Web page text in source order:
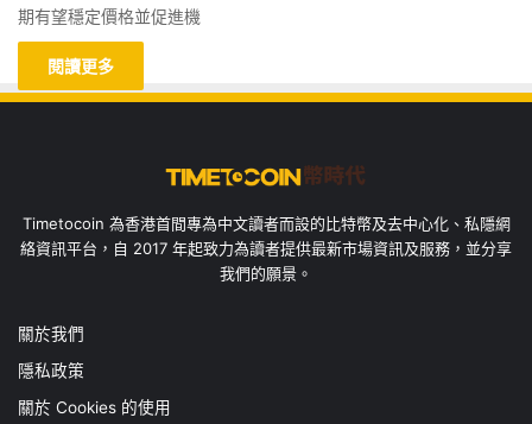
期有望穩定價格並促進機
閱讀更多
Timetocoin 為香港首間專為中文讀者而設的比特幣及去中心化、私隱網
絡資訊平台，自 2017 年起致力為讀者提供最新市場資訊及服務，並分享
我們的願景。
關於我們
隱私政策
關於 Cookies 的使用